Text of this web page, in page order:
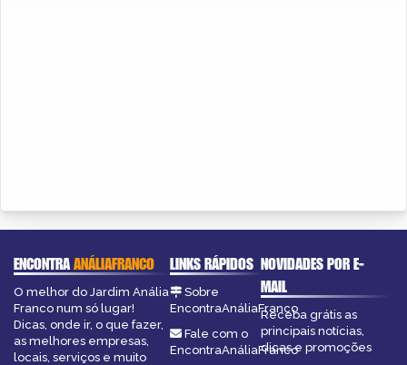
ENCONTRAANÁLIAFRANCO
O melhor do Jardim Anália
Franco num só lugar!
Dicas, onde ir, o que fazer,
as melhores empresas,
locais, serviços e muito
LINKS RÁPIDOS
Sobre
EncontraAnáliaFranco
Fale com o
EncontraAnáliaFranco
NOVIDADES POR E-
MAIL
Receba grátis as
principais notícias,
dicas e promoções